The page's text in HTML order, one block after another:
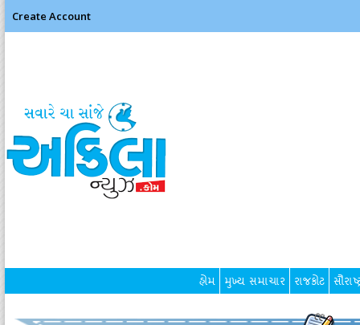
Create Account
હોમ મુખ્ય સમાચાર રાજકોટ